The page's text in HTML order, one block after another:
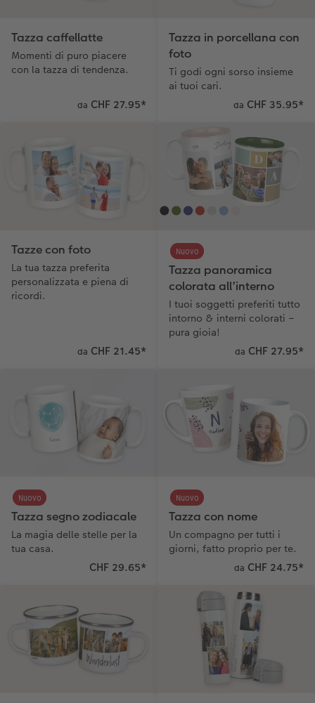
Coffeetable Book «Art Collection»
Mosaico
Consigli decorazione murale
Buono regalo CEWE
Barattolo per croccantini con foto
Tazza caffellatte
Momenti di puro piacere
con la tazza di tendenza.
da CHF 27.95*
Tazza in porcellana con
foto
Ti godi ogni sorso insieme
ai tuoi cari.
da CHF 35.95*
Tazze con foto
La tua tazza preferita
personalizzata e piena di
ricordi.
da CHF 21.45*
Tazza panoramica
colorata all’interno
I tuoi soggetti preferiti tutto
intorno & interni colorati –
pura gioia!
Nuovo
da CHF 27.95*
Tazza segno zodiacale
La magia delle stelle per la
tua casa.
Nuovo
CHF 29.65*
Tazza con nome
Un compagno per tutti i
giorni, fatto proprio per te.
Nuovo
da CHF 24.75*